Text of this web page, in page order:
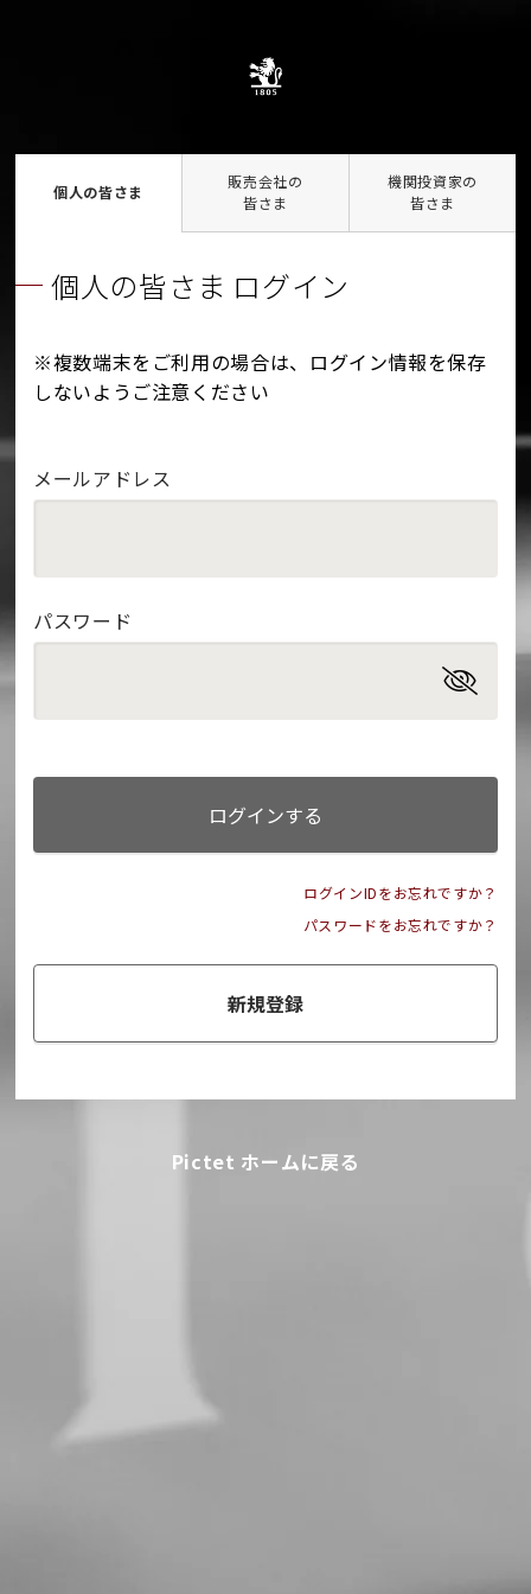
個人の皆さま
販売会社の
皆さま
機関投資家の
皆さま
個人の皆さま ログイン
※複数端末をご利用の場合は、ログイン情報を保存
しないようご注意ください
メールアドレス
パスワード
ログインする
ログインIDをお忘れですか？
パスワードをお忘れですか？
新規登録
Pictet ホームに戻る